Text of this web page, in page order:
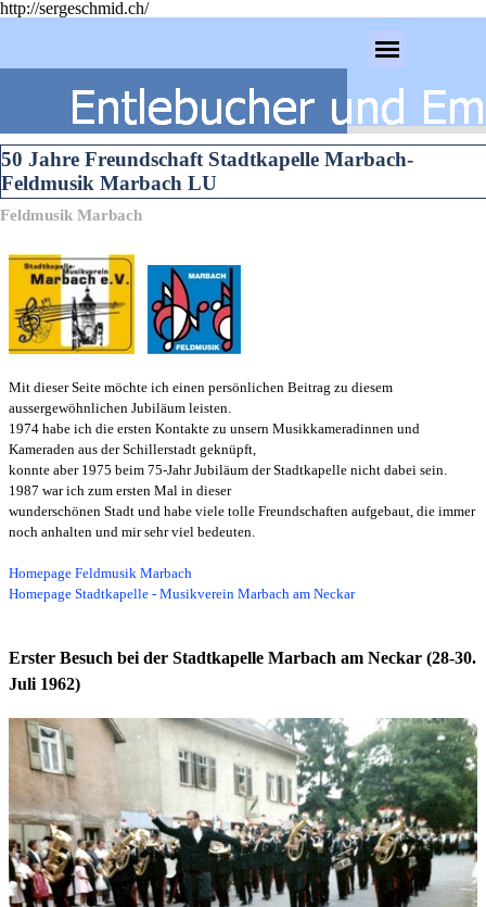
http://sergeschmid.ch/
50 Jahre Freundschaft Stadtkapelle Marbach-
Feldmusik Marbach LU
Feldmusik Marbach
Mit dieser Seite möchte ich einen persönlichen Beitrag zu diesem
aussergewöhnlichen Jubiläum leisten.
1974 habe ich die ersten Kontakte zu unsern Musikkameradinnen und
Kameraden aus der Schillerstadt geknüpft,
konnte aber 1975 beim 75-Jahr Jubiläum der Stadtkapelle nicht dabei sein.
1987 war ich zum ersten Mal in dieser
wunderschönen Stadt und habe viele tolle Freundschaften aufgebaut, die immer
noch anhalten und mir sehr viel bedeuten.
Homepage Feldmusik Marbach
Homepage Stadtkapelle - Musikverein Marbach am Neckar
Erster Besuch bei der Stadtkapelle Marbach am Neckar (28-30.
Juli 1962)